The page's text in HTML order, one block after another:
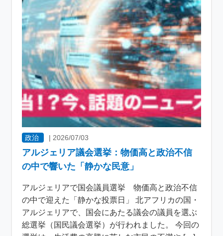
政治 |2026/07/03
アルジェリア議会選挙：物価高と政治不信
の中で響いた「静かな民意」
アルジェリアで国会議員選挙 物価高と政治不信
の中で迎えた「静かな投票日」 北アフリカの国・
アルジェリアで、国会にあたる議会の議員を選ぶ
総選挙（国民議会選挙）が行われました。 今回の